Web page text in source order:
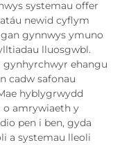
systemau offer
newid cyflym
gynnwys ymuno
lluosgwbl.
gynhyrchwyr ehangu
cadw safonau
hyblygrwydd
o amrywiaeth y
pen i ben, gyda
a systemau lleoli